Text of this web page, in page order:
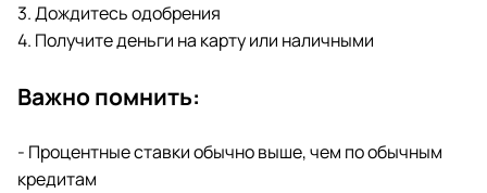
3. Дождитесь одобрения
4. Получите деньги на карту или наличными
Важно помнить:
- Процентные ставки обычно выше, чем по обычным
кредитам